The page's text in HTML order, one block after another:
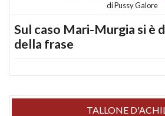
diPussy Galore
Sul caso Mari-Murgia si è
della frase
TALLONE